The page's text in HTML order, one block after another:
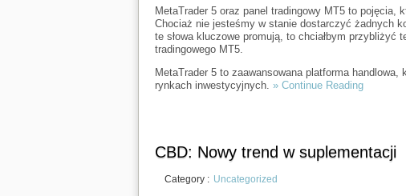
MetaTrader 5 oraz panel tradingowy MT5 to
Chociaż nie jesteśmy w stanie dostarczyć żadnych
te słowa kluczowe promują, to chciałbym
tradingowego MT5.
MetaTrader 5 to zaawansowana platforma
rynkach inwestycyjnych. » Continue Reading
CBD: Nowy trend w suplementacji
Category : Uncategorized